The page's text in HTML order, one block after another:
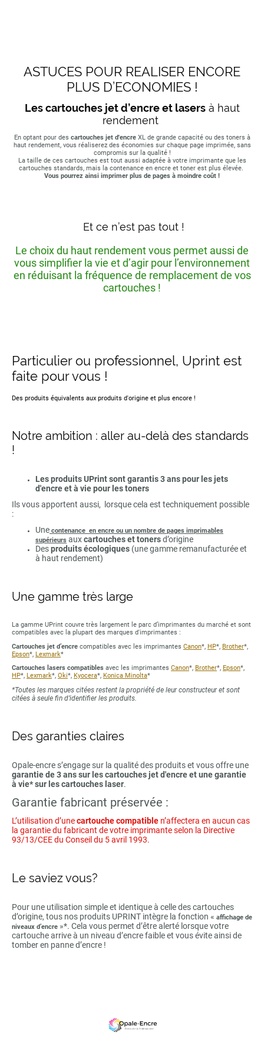
ASTUCES POUR REALISER ENCORE
PLUS D’ECONOMIES !
Les cartouches jet d’encre et lasersà haut
rendement
En optant pour des cartouches jet d'encreXL de grande capacité ou des toners à
haut rendement, vous réaliserez des économies sur chaque page imprimée, sans
compromis sur la qualité !
La taille de ces cartouches est tout aussi adaptée à votre imprimante que les
cartouches standards, mais la contenance en encre et toner est plus élevée.
Vous pourrez ainsi imprimer plus de pages à moindre coût !
Et ce n’est pas tout !
Le choix du haut rendement vous permet aussi de
vous simplifier la vie et d’agir pour l’environnement
en réduisant la fréquence de remplacement de vos
cartouches !
Particulier ou professionnel, Uprint est
faite pour vous !
Des produits équivalents aux produits d'origine et plus encore !
Notre ambition : aller au-delà des standards
!
Les produits UPrint sont garantis 3 ans pour les jets
d'encre et à vie pour les toners
Ils vous apportent aussi, lorsque cela est techniquement possible
:
Une contenance en encre ou un nombre de pages imprimables
supérieurs auxcartouches et tonersd’origine
Desproduits écologiques (une gamme remanufacturée et
à haut rendement)
Une gamme très large
La gamme UPrint couvre très largement le parc d’imprimantes du marché et sont
compatibles avec la plupart des marques d'imprimantes :
Cartouches jet d’encre compatibles avec les imprimantes Canon*, HP*, Brother*,
Epson*, Lexmark*
Cartouches lasers compatibles avec les imprimantes Canon*, Brother*, Epson*,
HP*, Lexmark*, Oki*, Kyocera*, Konica Minolta*
*Toutes les marques citées restent la propriété de leur constructeur et sont
citées à seule fin d’identifier les produits.
Des garanties claires
Opale-encre s’engage sur la qualité des produits et vous offre une
garantie de 3 ans sur les cartouches jet d'encre et une garantie
à vie* sur les cartouches laser.
Garantie fabricant préservée :
L’utilisation d’unecartouche compatible n’affectera en aucun cas
la garantie du fabricant de votre imprimante selon la Directive
93/13/CEE du Conseil du 5 avril 1993.
Le saviez vous?
Pour une utilisation simple et identique à celle des cartouches
d’origine, tous nos produits UPRINT intègre la fonction « affichage de
niveaux d’encre »*. Cela vous permet d’être alerté lorsque votre
cartouche arrive à un niveau d’encre faible et vous évite ainsi de
tomber en panne d’encre !